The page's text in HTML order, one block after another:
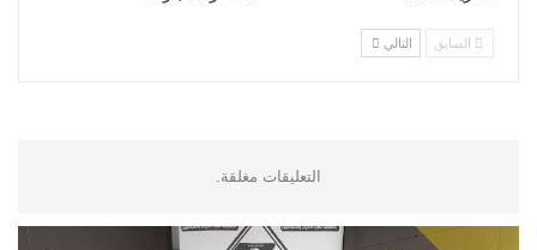
السابق التالي
التعليقات مغلقة.